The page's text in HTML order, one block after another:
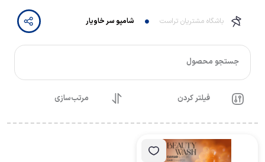
باشگاه مشتریان تراست شامپو سر خاویار
جستجو محصول
فیلتر کردن مرتب‌سازی